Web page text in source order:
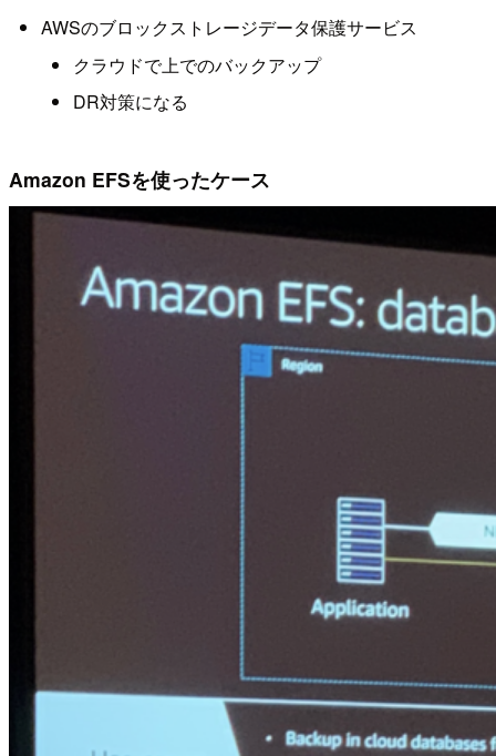
AWSのブロックストレージデータ保護サービス
クラウドで上でのバックアップ
DR対策になる
Amazon EFSを使ったケース